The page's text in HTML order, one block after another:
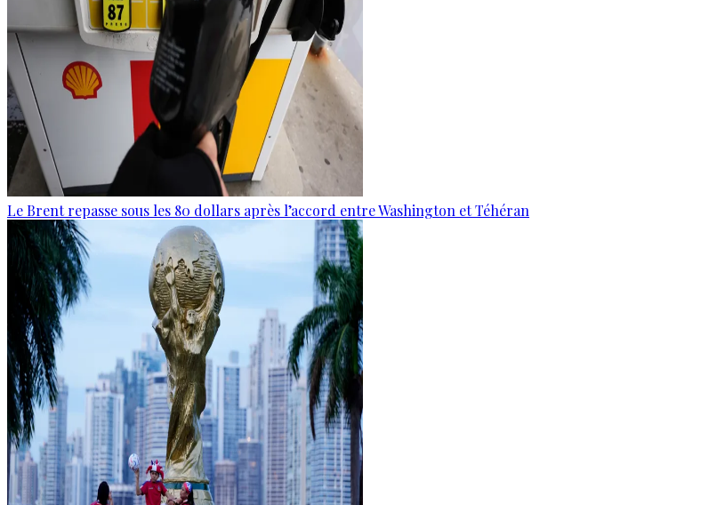
Le Brent repasse sous les 80 dollars après l’accord entre Washington et Téhéran